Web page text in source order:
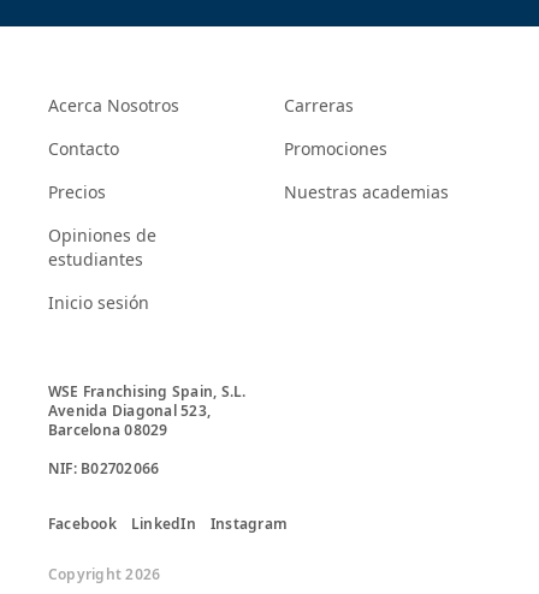
Acerca Nosotros
Contacto
Precios
Opiniones de
estudiantes
Inicio sesión
Carreras
Promociones
Nuestras academias
WSE Franchising Spain, S.L.
Avenida Diagonal 523,
Barcelona 08029
Facebook LinkedIn Instagram
Copyright 2026